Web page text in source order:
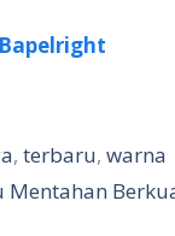
Bapelright
,terbaru,warna
Mentahan